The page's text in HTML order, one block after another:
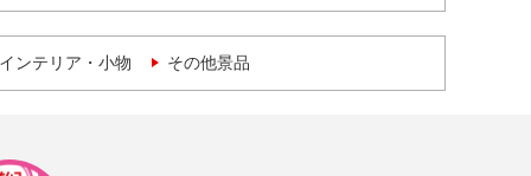
ンテリア・小物 その他景品